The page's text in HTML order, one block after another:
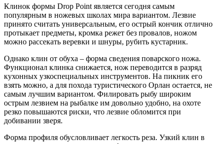
Клинок формы Drop Point является сегодня самым
популярным в ножевых школах мира вариантом. Лезвие
принято считать универсальным, его острый кончик отлично
протыкает предметы, кромка режет без провалов, ножом
можно рассекать веревки и шнуры, рубить кустарник.
Однако клин от обуха – форма сведения поварского ножа.
Функционал клинка снижается, нож переводится в разряд
кухонных узкоспециальных инструментов. На пикник его
взять можно, а для похода туристического Орлан остается, не
самым лучшим вариантом. Филировать рыбу широким
острым лезвием на рыбалке им довольно удобно, на охоте
резко повышаются риски, что лезвие обломится при
добивании зверя.
Форма профиля обусловливает легкость реза. Узкий клин в